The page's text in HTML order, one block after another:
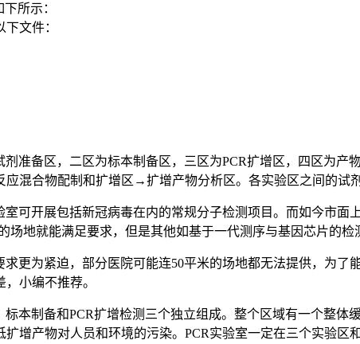
所示：
文件：
准备区，二区为标本制备区，三区为PCR扩增区，四区为
混合物配制和扩增区→扩增产物分析区。各实验区之间的试
可开展包括新冠病毒在内的常规分子检测项目。而如今市
场地就能满足要求，但是其他如基于一代测序与基因芯片的检
更为紧迫，部分医院可能连50平米的场地都无法提供，为
小编不推荐。
本制备和PCR扩增检测三个独立组成。整个区域有一个整
增产物对人员和环境的污染。PCR实验室一定在三个实验